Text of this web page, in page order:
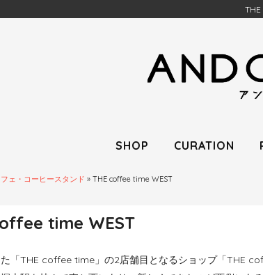
THE
SHOP CURATION
ェ・コーヒースタンド » THE coffee time WEST
time WEST
「THE coffee time」の2店舗目となるショップ「THE